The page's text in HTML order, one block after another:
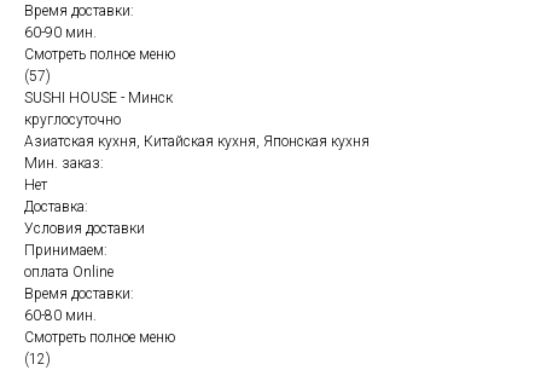
Время доставки:
60-90 мин.
Смотреть полное меню
(57)
SUSHI HOUSE - Минск
круглосуточно
Азиатская кухня, Китайская кухня, Японская кухня
Мин. заказ:
Нет
Доставка:
Условия доставки
Принимаем:
оплата Online
Время доставки:
60-80 мин.
Смотреть полное меню
(12)